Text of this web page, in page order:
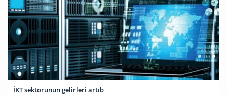
İKT sektorunun gəlirləri artıb